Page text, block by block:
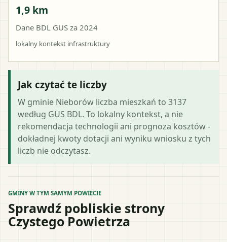
1,9 km
Dane BDL GUS za 2024
lokalny kontekst infrastruktury
Jak czytać te liczby
W gminie Nieborów liczba mieszkań to 3137
według GUS BDL. To lokalny kontekst, a nie
rekomendacja technologii ani prognoza kosztów -
dokładnej kwoty dotacji ani wyniku wniosku z tych
liczb nie odczytasz.
GMINY W TYM SAMYM POWIECIE
Sprawdź pobliskie strony
Czystego Powietrza